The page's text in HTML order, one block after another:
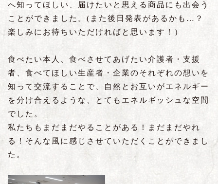
へ知ってほしい、届けたいと思える商品にも出会う
ことができました。 (また後日発表があるかも…？
楽しみにお待ちいただければと思います！）
食べたい本人、食べさせてあげたい介護者・支援
者、食べてほしい生産者・企業のそれぞれの想いを
知って交流することで、自然とお互いがエネルギー
を分け合えるような、とてもエネルギッシュな空間
でした。
私たちもまだまだやることがある！まだまだやれ
る！そんな風に感じさせていただくことができまし
た。